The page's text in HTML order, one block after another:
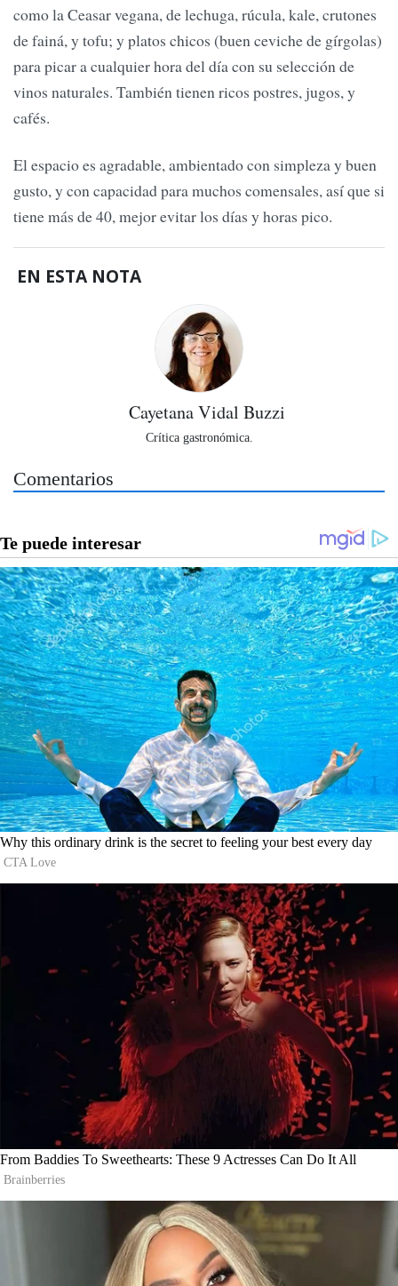
como la Ceasar vegana, de lechuga, rúcula, kale, crutones
de fainá, y tofu; y platos chicos (buen ceviche de gírgolas)
para picar a cualquier hora del día con su selección de
vinos naturales. También tienen ricos postres, jugos, y
cafés.
El espacio es agradable, ambientado con simpleza y buen
gusto, y con capacidad para muchos comensales, así que si
tiene más de 40, mejor evitar los días y horas pico.
EN ESTA NOTA
Cayetana Vidal Buzzi
Crítica gastronómica.
Comentarios